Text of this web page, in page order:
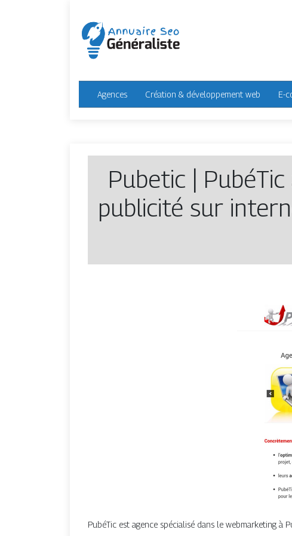
Agences Création & développement web E-
Pubetic |
publicité sur
PubéTic est agence spécialisé dans le webmarketing à